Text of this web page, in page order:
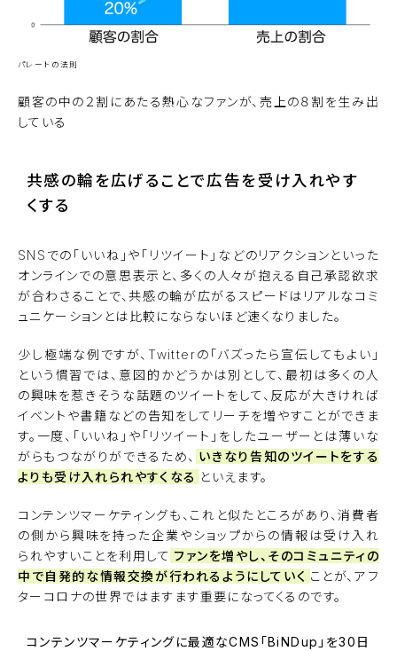
パレートの法則
顧客の中の２割にあたる熱心なファンが、売上の８割を生み出
している
共感の輪を広げることで広告を受け入れやす
くする
SNSでの「いいね」や「リツイート」などのリアクションといった
オンラインでの意思表示と、多くの人々が抱える自己承認欲求
が合わさることで、共感の輪が広がるスピードはリアルなコミ
ュニケーションとは比較にならないほど速くなりました。
少し極端な例ですが、Twitterの「バズったら宣伝してもよい」
という慣習では、意図的かどうかは別として、最初は多くの人
の興味を惹きそうな話題のツイートをして、反応が大きければ
イベントや書籍などの告知をしてリーチを増やすことができま
す。一度、「いいね」や「リツイート」をしたユーザーとは薄いな
がらもつながりができるため、 いきなり告知のツイートをする
よりも受け入れられやすくなる といえます。
コンテンツマーケティングも、これと似たところがあり、消費者
の側から興味を持った企業やショップからの情報は受け入れ
られやすいことを利用して ファンを増やし、そのコミュニティの
中で自発的な情報交換が行われるようにしていく ことが、アフ
ターコロナの世界ではますます重要になってくるのです。
コンテンツマーケティングに最適なCMS「BiNDup」を30日